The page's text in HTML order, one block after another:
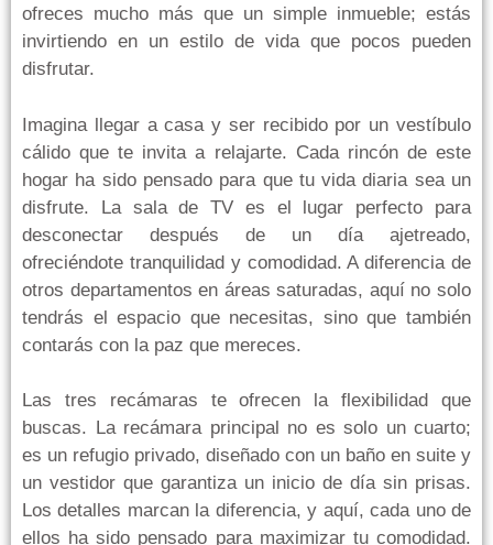
ofreces mucho más que un simple inmueble; estás
invirtiendo en un estilo de vida que pocos pueden
disfrutar.
Imagina llegar a casa y ser recibido por un vestíbulo
cálido que te invita a relajarte. Cada rincón de este
hogar ha sido pensado para que tu vida diaria sea un
disfrute. La sala de TV es el lugar perfecto para
desconectar después de un día ajetreado,
ofreciéndote tranquilidad y comodidad. A diferencia de
otros departamentos en áreas saturadas, aquí no solo
tendrás el espacio que necesitas, sino que también
contarás con la paz que mereces.
Las tres recámaras te ofrecen la flexibilidad que
buscas. La recámara principal no es solo un cuarto;
es un refugio privado, diseñado con un baño en suite y
un vestidor que garantiza un inicio de día sin prisas.
Los detalles marcan la diferencia, y aquí, cada uno de
ellos ha sido pensado para maximizar tu comodidad.